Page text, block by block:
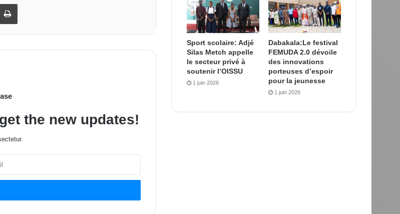
par email Imprimer
the new updates!
Sport scolaire: Adjé
Silas Metch appelle
le secteur privé à
soutenir l’OISSU
1 juin 2026
Dabakala:Le festival
FEMUDA 2.0 dévoile
des innovations
porteuses d’espoir
pour la jeunesse
1 juin 2026